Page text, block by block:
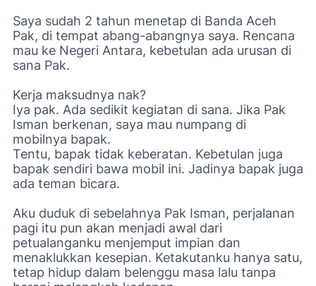
Saya sudah 2 tahun menetap di Banda Aceh
Pak, di tempat abang-abangnya saya. Rencana
mau ke Negeri Antara, kebetulan ada urusan di
sana Pak.
Kerja maksudnya nak?
Iya pak. Ada sedikit kegiatan di sana. Jika Pak
Isman berkenan, saya mau numpang di
mobilnya bapak.
Tentu, bapak tidak keberatan. Kebetulan juga
bapak sendiri bawa mobil ini. Jadinya bapak juga
ada teman bicara.
Aku duduk di sebelahnya Pak Isman, perjalanan
pagi itu pun akan menjadi awal dari
petualanganku menjemput impian dan
menaklukkan kesepian. Ketakutanku hanya satu,
tetap hidup dalam belenggu masa lalu tanpa